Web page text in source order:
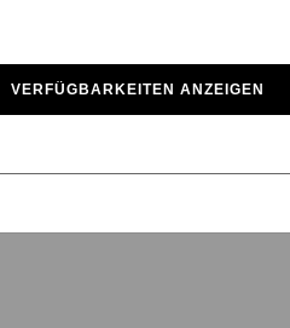
VERFÜGBARKEITEN ANZEIGEN